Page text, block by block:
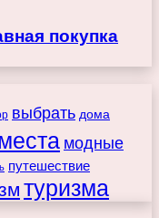
покупка
выбрать дома
модные
путешествие
туризма